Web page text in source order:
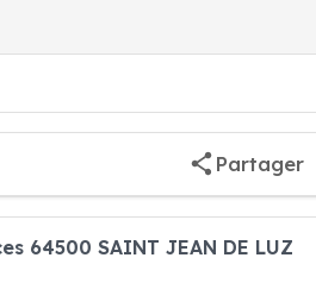
Partager
64500 SAINT JEAN DE LUZ